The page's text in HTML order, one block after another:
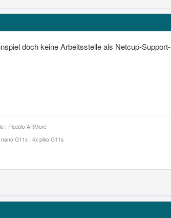
doch keine Arbeitsstelle als Netcup-
| Piccolo ARMore
G11s | 4x piko G11s